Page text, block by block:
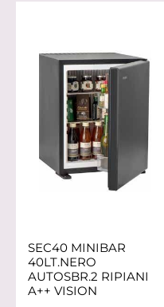
SEC40 MINIBAR
40LT.NERO
AUTOSBR.2 RIPIANI
A++ VISION